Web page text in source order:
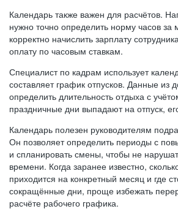
Календарь также важен для расчётов.
нужно точно определить норму часов за
корректно начислить зарплату
оплату по часовым ставкам.
Специалист по кадрам использует
составляет график отпусков. Данные из
определить длительность отдыха с
праздничные дни выпадают на отпуск,
Календарь полезен руководителям
Он позволяет определить периоды с
и спланировать смены, чтобы не
времени. Когда заранее известно,
приходится на конкретный месяц и где
сокращённые дни, проще избежать
расчёте рабочего графика.